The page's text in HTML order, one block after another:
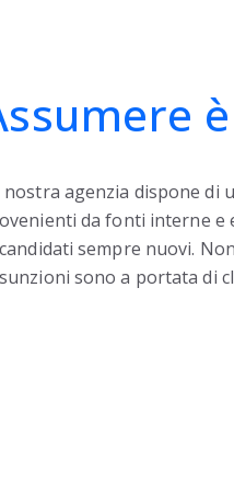
nostra agenzia dispone di
da fonti interne e
sempre nuovi.
sono a portata di